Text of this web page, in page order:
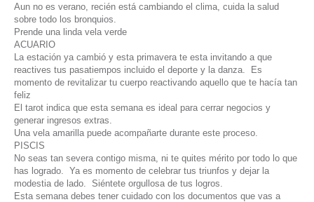
Aun no es verano, recién está cambiando el clima, cuida la salud
sobre todo los bronquios.
Prende una linda vela verde
ACUARIO
La estación ya cambió y esta primavera te esta invitando a que
reactives tus pasatiempos incluido el deporte y la danza. Es
momento de revitalizar tu cuerpo reactivando aquello que te hacía tan
feliz
El tarot indica que esta semana es ideal para cerrar negocios y
generar ingresos extras.
Una vela amarilla puede acompañarte durante este proceso.
PISCIS
No seas tan severa contigo misma, ni te quites mérito por todo lo que
has logrado. Ya es momento de celebrar tus triunfos y dejar la
modestia de lado. Siéntete orgullosa de tus logros.
Esta semana debes tener cuidado con los documentos que vas a